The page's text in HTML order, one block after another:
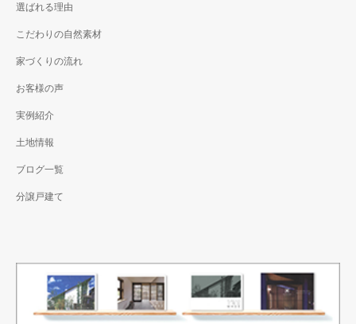
選ばれる理由
こだわりの自然素材
家づくりの流れ
お客様の声
実例紹介
土地情報
ブログ一覧
分譲戸建て